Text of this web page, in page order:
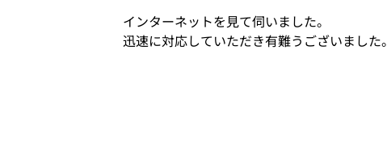
インターネットを見て伺いました。
迅速に対応していただき有難うございました。